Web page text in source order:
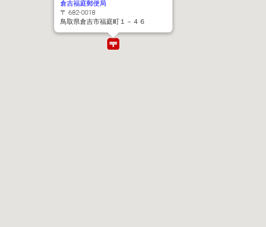
倉吉福庭郵便局
〒 682-0018
鳥取県倉吉市福庭町１－４６